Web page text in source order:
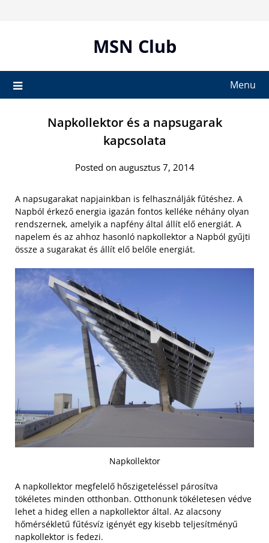
MSN Club
Menu
Napkollektor és a napsugarak
kapcsolata
Posted on augusztus 7, 2014
A napsugarakat napjainkban is felhasználják fűtéshez. A
Napból érkező energia igazán fontos kelléke néhány olyan
rendszernek, amelyik a napfény által állít elő energiát. A
napelem és az ahhoz hasonló napkollektor a Napból gyűjti
össze a sugarakat és állít elő belőle energiát.
Napkollektor
A napkollektor megfelelő hőszigeteléssel párosítva
tökéletes minden otthonban. Otthonunk tökéletesen védve
lehet a hideg ellen a napkollektor által. Az alacsony
hőmérsékletű fűtésvíz igényét egy kisebb teljesítményű
napkollektor is fedezi.